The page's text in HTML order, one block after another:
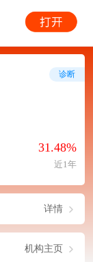
31.48%
近1年
诊断
详情
机构主页